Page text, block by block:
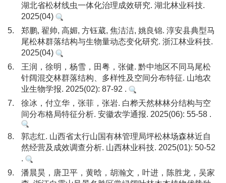
湖北省松材线虫一体化治理成效研究. 湖北林业科技.
2025(04)
5.
郑鹏, 翟帅, 高媚, 方钰葳, 焦洁洁, 姚良锦. 淳安县典型马
尾松林群落结构与生物量动态变化研究. 浙江林业科技.
2025(04)
6.
王润，徐明，杨雪，田粤，张健. 黔中地区不同马尾松
针阔混交林群落结构、多样性及空间分布特征. 山地农
业生物学报. 2025(02): 87-92 .
7.
徐冰，付立华，张菲，张岩. 白桦天然林林分结构与空
间分布格局特征分析. 安徽农学通报. 2025(06): 55-58 .
8.
郭志红. 山西省太行山国有林管理局坪松林场森林近自
然经营及成效调查分析. 山西林业科技. 2025(01): 50-52
.
9.
潘晨昊，唐卫平，黄晗，胡瀚文，叶进，陈胜龙，吴家